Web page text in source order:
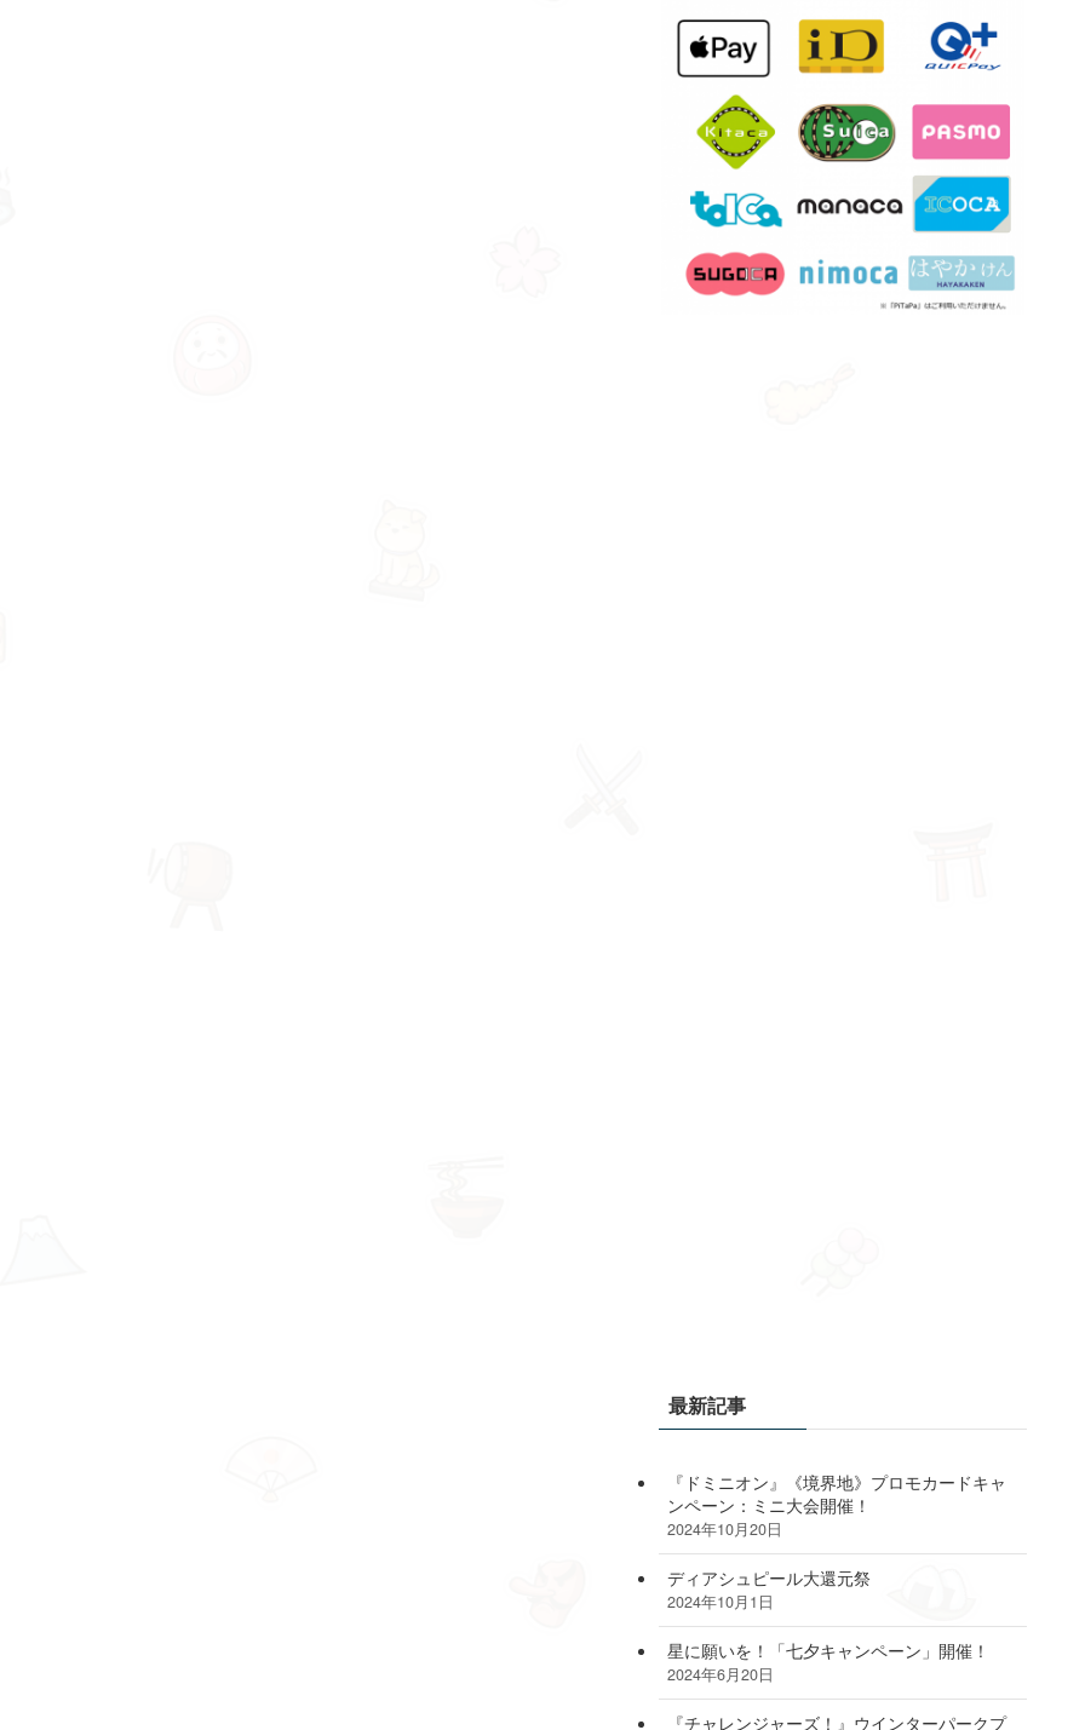
最新記事
『ドミニオン』《境界地》プロモカードキャ
ンペーン：ミニ大会開催！
2024年10月20日
ディアシュピール大還元祭
2024年10月1日
星に願いを！「七夕キャンペーン」開催！
2024年6月20日
『チャレンジャーズ！』ウインターパークプ